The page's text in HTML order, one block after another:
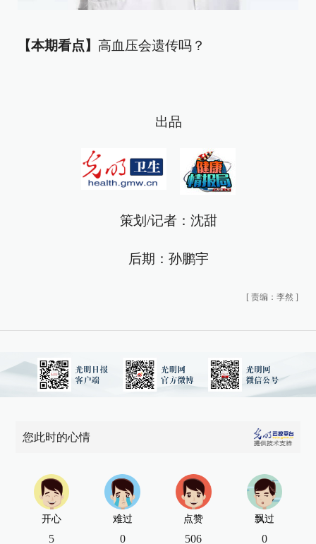
【本期看点】 高血压会遗传吗？
出品
策划/记者：沈甜
后期：孙鹏宇
[ 责编：李然 ]
您此时的心情
开心
5
难过
0
点赞
506
飘过
0